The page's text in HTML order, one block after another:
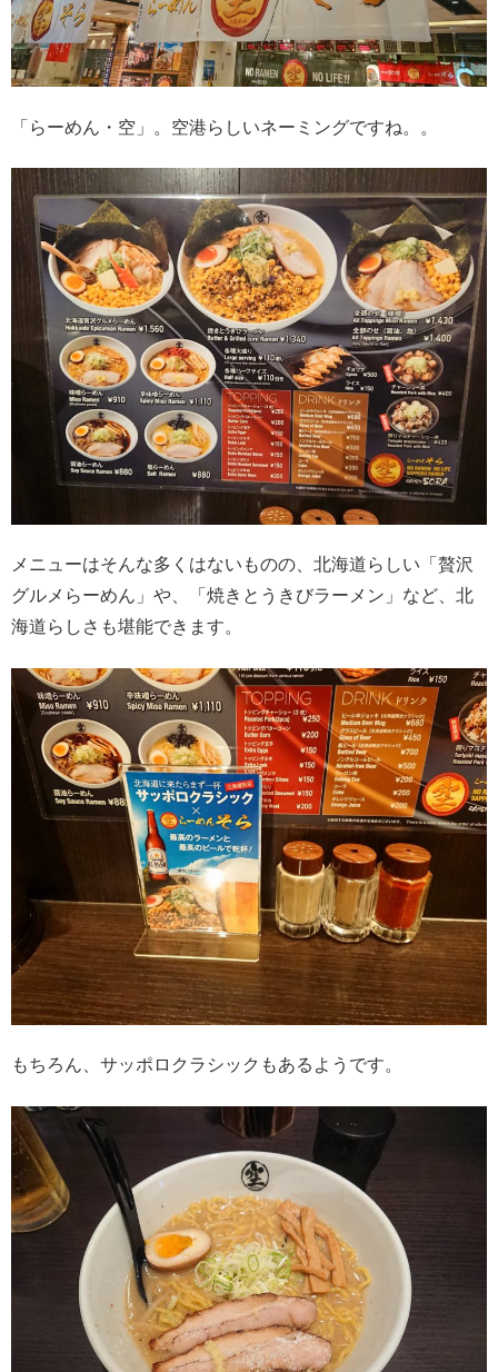
「らーめん・空」。空港らしいネーミングですね。。
メニューはそんな多くはないものの、北海道らしい「贅沢
グルメらーめん」や、「焼きとうきびラーメン」など、北
海道らしさも堪能できます。
もちろん、サッポロクラシックもあるようです。